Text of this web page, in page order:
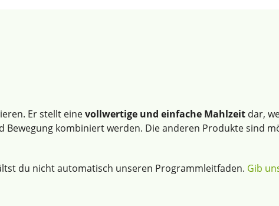
Er stellt einevollwertige und einfache Mahlzeit dar,
kombiniert werden. Die anderen Produkte sind
du nicht automatisch unseren Programmleitfaden. Gib